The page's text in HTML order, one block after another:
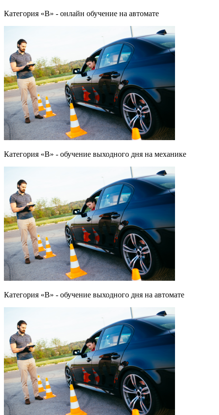
Категория «B» - онлайн обучение на автомате
Категория «B» - обучение выходного дня на механике
Категория «B» - обучение выходного дня на автомате